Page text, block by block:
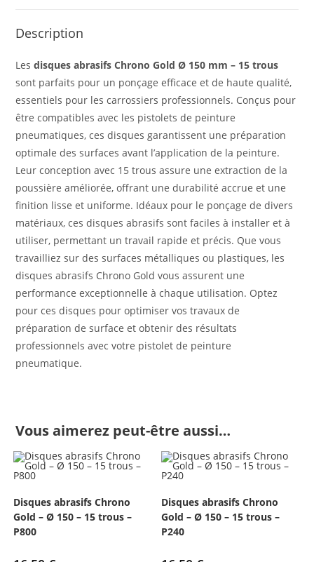
Description
Lesdisques abrasifs Chrono Gold Ø 150 mm – 15 trous
sont parfaits pour un ponçage efficace et de haute qualité,
essentiels pour les carrossiers professionnels. Conçus pour
être compatibles avec les pistolets de peinture
pneumatiques, ces disques garantissent une préparation
optimale des surfaces avant l’application de la peinture.
Leur conception avec 15 trous assure une extraction de la
poussière améliorée, offrant une durabilité accrue et une
finition lisse et uniforme. Idéaux pour le ponçage de divers
matériaux, ces disques abrasifs sont faciles à installer et à
utiliser, permettant un travail rapide et précis. Que vous
travailliez sur des surfaces métalliques ou plastiques, les
disques abrasifs Chrono Gold vous assurent une
performance exceptionnelle à chaque utilisation. Optez
pour ces disques pour optimiser vos travaux de
préparation de surface et obtenir des résultats
professionnels avec votre pistolet de peinture
pneumatique.
Vous aimerez peut-être aussi…
Disques abrasifs Chrono
Gold – Ø 150 – 15 trous –
P800
Disques abrasifs Chrono
Gold – Ø 150 – 15 trous –
P240